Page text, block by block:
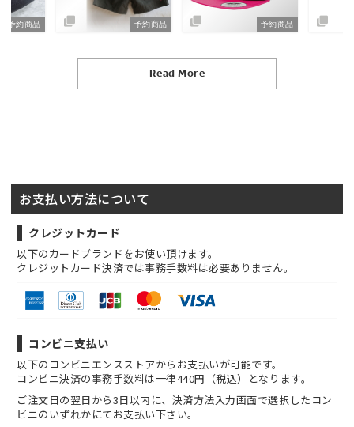
予約商品 予約商品 予約商品
Read More
お支払い方法について
クレジットカード
以下のカードブランドをお使い頂けます。
クレジットカード決済では事務手数料は必要ありません。
コンビニ支払い
以下のコンビニエンスストアからお支払いが可能です。
コンビニ決済の事務手数料は一律440円（税込）となります。
ご注文日の翌日から3日以内に、決済方法入力画面で選択したコン
ビニのいずれかにてお支払い下さい。